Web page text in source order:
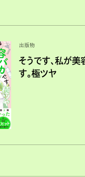
出版物
そうです、私が美
す。極ツヤ